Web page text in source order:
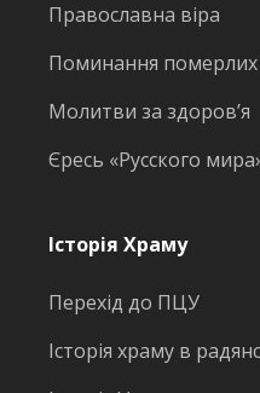
Православна віра
Поминання померлих
Молитви за здоров’я
Єресь «Русского
Історія Храму
Перехід до ПЦУ
Історія храму в